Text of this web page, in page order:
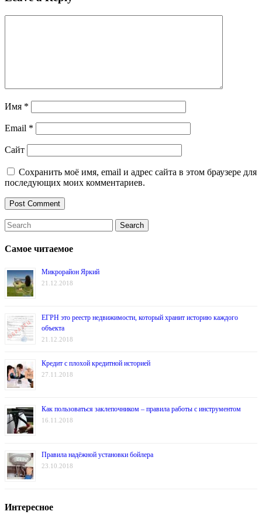
Имя *
Email *
Сайт
Сохранить моё имя, email и адрес сайта в этом браузере для
последующих моих комментариев.
Самое читаемое
Микрорайон Яркий
21.12.2018
ЕГРН это реестр недвижимости, который хранит историю каждого
объекта
21.12.2018
Кредит с плохой кредитной историей
27.11.2018
Как пользоваться заклепочником – правила работы с инструментом
16.11.2018
Правила надёжной установки бойлера
23.10.2018
Интересное